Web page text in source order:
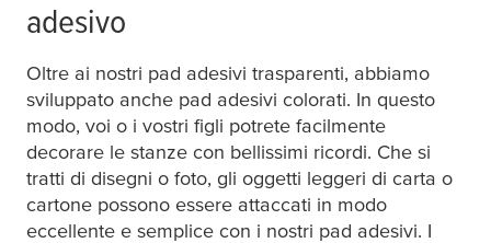
adesivo
Oltre ai nostri pad adesivi trasparenti, abbiamo
sviluppato anche pad adesivi colorati. In questo
modo, voi o i vostri figli potrete facilmente
decorare le stanze con bellissimi ricordi. Che si
tratti di disegni o foto, gli oggetti leggeri di carta o
cartone possono essere attaccati in modo
eccellente e semplice con i nostri pad adesivi. I